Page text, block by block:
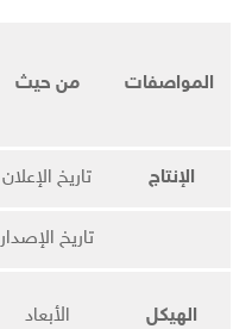
المواصفات من حيث
الإنتاج تاريخ الإعلان
تاريخ الإصدار
الهيكل الأبعاد